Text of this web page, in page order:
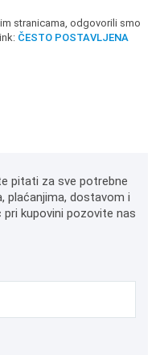
stranicama, odgovorili smo
ČESTO POSTAVLJENA
pitati za sve potrebne
plaćanjima, dostavom i
kupovini pozovite nas